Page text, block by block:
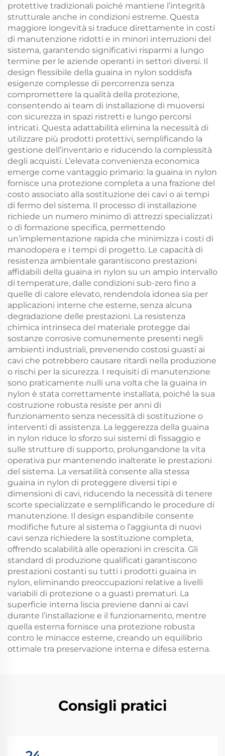
protettive tradizionali poiché mantiene l’integrità
strutturale anche in condizioni estreme. Questa
maggiore longevità si traduce direttamente in costi
di manutenzione ridotti e in minori interruzioni del
sistema, garantendo significativi risparmi a lungo
termine per le aziende operanti in settori diversi. Il
design flessibile della guaina in nylon soddisfa
esigenze complesse di percorrenza senza
compromettere la qualità della protezione,
consentendo ai team di installazione di muoversi
con sicurezza in spazi ristretti e lungo percorsi
intricati. Questa adattabilità elimina la necessità di
utilizzare più prodotti protettivi, semplificando la
gestione dell’inventario e riducendo la complessità
degli acquisti. L’elevata convenienza economica
emerge come vantaggio primario: la guaina in nylon
fornisce una protezione completa a una frazione del
costo associato alla sostituzione dei cavi o ai tempi
di fermo del sistema. Il processo di installazione
richiede un numero minimo di attrezzi specializzati
o di formazione specifica, permettendo
un’implementazione rapida che minimizza i costi di
manodopera e i tempi di progetto. Le capacità di
resistenza ambientale garantiscono prestazioni
affidabili della guaina in nylon su un ampio intervallo
di temperature, dalle condizioni sub-zero fino a
quelle di calore elevato, rendendola idonea sia per
applicazioni interne che esterne, senza alcuna
degradazione delle prestazioni. La resistenza
chimica intrinseca del materiale protegge dai
sostanze corrosive comunemente presenti negli
ambienti industriali, prevenendo costosi guasti ai
cavi che potrebbero causare ritardi nella produzione
o rischi per la sicurezza. I requisiti di manutenzione
sono praticamente nulli una volta che la guaina in
nylon è stata correttamente installata, poiché la sua
costruzione robusta resiste per anni di
funzionamento senza necessità di sostituzione o
interventi di assistenza. La leggerezza della guaina
in nylon riduce lo sforzo sui sistemi di fissaggio e
sulle strutture di supporto, prolungandone la vita
operativa pur mantenendo inalterate le prestazioni
del sistema. La versatilità consente alla stessa
guaina in nylon di proteggere diversi tipi e
dimensioni di cavi, riducendo la necessità di tenere
scorte specializzate e semplificando le procedure di
manutenzione. Il design espandibile consente
modifiche future al sistema o l’aggiunta di nuovi
cavi senza richiedere la sostituzione completa,
offrendo scalabilità alle operazioni in crescita. Gli
standard di produzione qualificati garantiscono
prestazioni costanti su tutti i prodotti guaina in
nylon, eliminando preoccupazioni relative a livelli
variabili di protezione o a guasti prematuri. La
superficie interna liscia previene danni ai cavi
durante l’installazione e il funzionamento, mentre
quella esterna fornisce una protezione robusta
contro le minacce esterne, creando un equilibrio
ottimale tra preservazione interna e difesa esterna.
Consigli pratici